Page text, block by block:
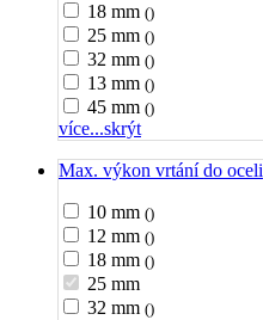
18 mm ()
25 mm ()
32 mm ()
13 mm ()
45 mm ()
více...skrýt
Max. výkon vrtání do oceli
10 mm ()
12 mm ()
18 mm ()
25 mm
32 mm ()